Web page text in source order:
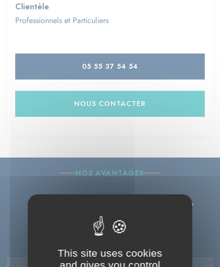
Clientèle
Professionnels et Particuliers
05 55 37 54 54
NOUS CONTACTER
NOS AVANTAGES
Pourquoi choisir
Béton Vicat ?
This site uses cookies